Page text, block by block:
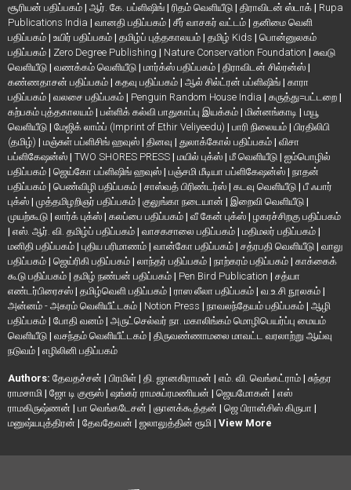
சூரியன் பதிப்பகம் | ஆர். கே. பப்ளிஷிங் | ரிதம் வெளியீடு | திராவிடன் ஸ்டாக் | Rupa
Publications India | வானதி பதிப்பகம் | சீர் வாசகர் வட்டம் | தனிமை வெளி
பதிப்பகம் | உயிர் பதிப்பகம் | தமிழ்ப் புத்தகாலயம் | தமிழ் Kids | பொன்னுலகம்
பதிப்பகம் | Zero Degree Publishing | Nature Conservation Foundation | சுவடு
வெளியீடு | வணக்கம் வெளியீடு | மார்க்ஸ் பதிப்பகம் | திராவிடன் சில்ரன்ஸ் |
கண்ணதாசன் பதிப்பகம் | கதவு பதிப்பகம் | ஆல் சில்ட்ரன் பப்ளிஷிங் | காரா
பதிப்பகம் | வலசை பதிப்பகம் | Penguin Random House India | கருத்து=பட்டறை |
கற்பகம் புத்தகாலயம் | பள்ளிக் கல்வி பாதுகாப்பு இயக்கம் | மின்னங்காடி | மயூ
வெளியீடு | மேஜிக் லாம்ப் (Imprint of Ethir Veliyeedu) | பாரி நிலையம் | பிரதிலிபி
(தமிழ்) | மஞ்சுள் பப்ளிசிங் ஹவுஸ் | தினவு | துலாக்கோல் பதிப்பகம் | விசா
பப்ளிகேஷன்ஸ் | TWO SHORES PRESS | மயில் புக்ஸ் | மீ வெளியீடு | ஐம்பொழில்
பதிப்பகம் | ஜெய்கோ பப்ளிஷிங் ஹவுஸ் | பஞ்சமி மீடியா பப்ளிகேஷன்ஸ் | நாதன்
பதிப்பகம் | பெண்விழி பதிப்பகம் | சாஸ்வத் பிரிண்டர்ஸ் | கடவு வெளியீடு | பீ ஃபார்
புக்ஸ் | முத்தமிழறிஞர் பதிப்பகம் | குலுங்கா நடையான் | இறைவி வெளியீடு |
முயற்கூடு | லார்க் புக்ஸ் | கலப்பை பதிப்பகம் | வீ கேன் புக்ஸ் | ழகரச்சிறகு பதிப்பகம்
| எஸ். ஆர். வி. தமிழ்ப் பதிப்பகம் | வாசகசாலை பதிப்பகம் | மதிமலர் பதிப்பகம் |
மனிதி பதிப்பகம் | புதிய பரிமாணம் | வான்கோ பதிப்பகம் | சத்ரபதி வெளியீடு | வாலு
பதிப்பகம் | ஜெய்ரிகி பதிப்பகம் | லாந்தர் பதிப்பகம் | நாற்கரம் பதிப்பகம் | காக்கைக்
கூடு பதிப்பகம் | தமிழ் நண்பன் பதிப்பகம் | Pen Bird Publication | சத்யா
எண்டர்பிரைசஸ் | தமிழ்வெளி பதிப்பகம் | ராஸ லீலா பதிப்பகம் | வ.உ.சி நூலகம் |
அன்னம் - அகரம் வெளியீட்டகம் | Notion Press | நாவலந்தேயம் பதிப்பகம் | ஆழி
பதிப்பகம் | போதி வனம் | அருட்செல்வர் நா. மகாலிங்கம் மொழிபெயர்ப்பு மையம்
வெளியீடு | வசந்தம் வெளியீட்டகம் | திருவண்ணாமலை மாவட்ட வரலாற்று ஆய்வு
நடுவம் | எழிலினி பதிப்பகம்
Authors: தேவதச்சன் | பிரமிள் | தி. ஜானகிராமன் | எம். வி. வெங்கட்ராம் | சுந்தர
ராமசாமி | ஜோ டி குரூஸ் | ஷங்கர் ராமசுப்ரமணியன் | ஜெயமோகன் | எஸ்
ராமகிருஷ்ணன் | பா வெங்கடேசன் | ஞானக்கூத்தன் | ஜெ பிரான்சிஸ் கிருபா |
மனுஷ்யபுத்திரன் | தேவதேவன் | ஜலாலுத்தின் ரூமி | View More